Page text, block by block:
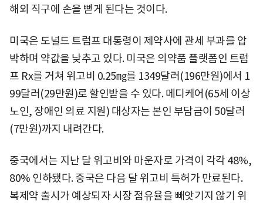
해외 직구에 손을 뻗게 된다는 것이다.
미국은 도널드 트럼프 대통령이 제약사에 관세 부과를 압
박하며 약값을 낮추고 있다. 미국은 의약품 플랫폼인 트럼
프 Rx를 거쳐 위고비 0.25㎎를 1349달러(196만원)에서 1
99달러(29만원)로 할인받을 수 있다. 메디케어(65세 이상
노인, 장애인 의료 지원) 대상자는 본인 부담금이 50달러
(7만원)까지 내려간다.
중국에서는 지난 달 위고비와 마운자로 가격이 각각 48%,
80% 인하됐다. 중국은 다음 달 위고비 특허가 만료된다.
복제약 출시가 예상되자 시장 점유율을 빼앗기지 않기 위